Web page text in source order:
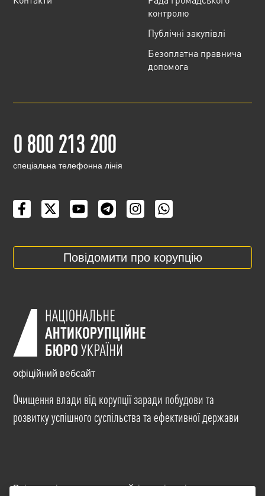
контролю
Публічні закупівлі
Безоплатна правнича
допомога
0 800 213 200
cпеціальна телефонна лінія
Повідомити про корупцію
офіційний вебсайт
Очищення влади від корупції заради побудови та
розвитку успішного суспільства та ефективної держави
Всі матеріали на цьому сайті розміщені на умовах